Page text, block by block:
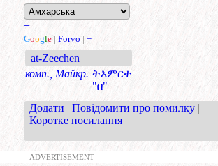
+
Google | Forvo | +
at-Zeechen
комп., Майкр. ትእምርተ
"በ"
Додати | Повідомити про помилку |
Коротке посилання
ADVERTISEMENT